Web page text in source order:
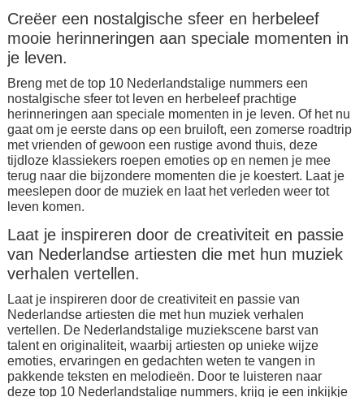
Creëer een nostalgische sfeer en herbeleef
mooie herinneringen aan speciale momenten in
je leven.
Breng met de top 10 Nederlandstalige nummers een
nostalgische sfeer tot leven en herbeleef prachtige
herinneringen aan speciale momenten in je leven. Of het nu
gaat om je eerste dans op een bruiloft, een zomerse roadtrip
met vrienden of gewoon een rustige avond thuis, deze
tijdloze klassiekers roepen emoties op en nemen je mee
terug naar die bijzondere momenten die je koestert. Laat je
meeslepen door de muziek en laat het verleden weer tot
leven komen.
Laat je inspireren door de creativiteit en passie
van Nederlandse artiesten die met hun muziek
verhalen vertellen.
Laat je inspireren door de creativiteit en passie van
Nederlandse artiesten die met hun muziek verhalen
vertellen. De Nederlandstalige muziekscene barst van
talent en originaliteit, waarbij artiesten op unieke wijze
emoties, ervaringen en gedachten weten te vangen in
pakkende teksten en melodieën. Door te luisteren naar
deze top 10 Nederlandstalige nummers, krijg je een inkijkje